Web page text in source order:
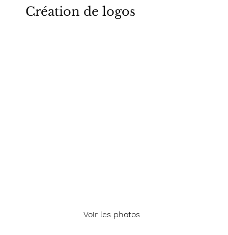
Création de logos
Voir les photos